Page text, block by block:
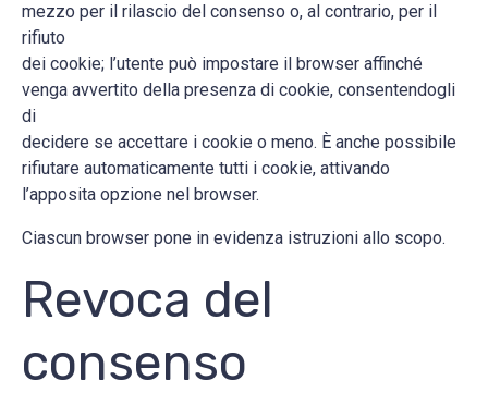
mezzo per il rilascio del consenso o, al contrario, per il
rifiuto
dei cookie; l’utente può impostare il browser affinché
venga avvertito della presenza di cookie, consentendogli
di
decidere se accettare i cookie o meno. È anche possibile
rifiutare automaticamente tutti i cookie, attivando
l’apposita opzione nel browser.
Ciascun browser pone in evidenza istruzioni allo scopo.
Revoca del
consenso